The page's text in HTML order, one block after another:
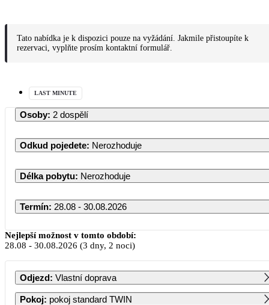
Tato nabídka je k dispozici pouze na vyžádání. Jakmile přistoupíte k
rezervaci, vyplňte prosím kontaktní formulář.
LAST MINUTE
Osoby: 2 dospělí
Odkud pojedete: Nerozhoduje
Délka pobytu: Nerozhoduje
Termín: 28.08 - 30.08.2026
Srpen 2026
PO ÚT ST ČT PÁ SO NE
1 2
Nejlepší možnost v tomto období:
28.08 - 30.08.2026 (3 dny, 2 noci)
Odjezd: Vlastní doprava
Pokoj: pokoj standard TWIN